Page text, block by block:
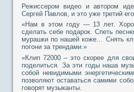
Режиссером видео и автором
Сергей Павлов, и это уже третий
«Нам в этом году — 13 лет.
сделать себе подарок. Спеть
мурашки по нашей коже… Снять
погони за трендами.»
«Клип 72000 – это скорее для
поделиться. За эти годы наша
собой невидимыми
позволяют оставаться самими
говорят музыканты.